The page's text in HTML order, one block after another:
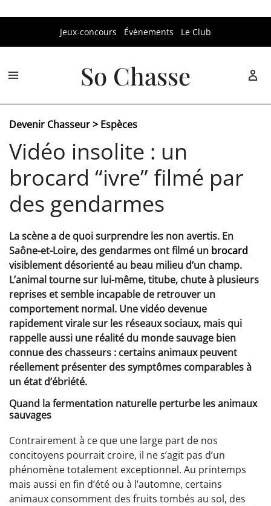
Jeux-concours Évènements Le Club
So Chasse
Devenir Chasseur> Espèces
Vidéo insolite : un
brocard “ivre” filmé par
des gendarmes
La scène a de quoi surprendre les non avertis. En
Saône-et-Loire, des gendarmes ont filmé un brocard
visiblement désorienté au beau milieu d’un champ.
L’animal tourne sur lui-même, titube, chute à plusieurs
reprises et semble incapable de retrouver un
comportement normal. Une vidéo devenue
rapidement virale sur les réseaux sociaux, mais qui
rappelle aussi une réalité du monde sauvage bien
connue des chasseurs : certains animaux peuvent
réellement présenter des symptômes comparables à
un état d’ébriété.
Quand la fermentation naturelle perturbe les animaux
sauvages
Contrairement à ce que une large part de nos
concitoyens pourrait croire, il ne s’agit pas d’un
phénomène totalement exceptionnel. Au printemps
mais aussi en fin d’été ou à l’automne, certains
animaux consomment des fruits tombés au sol, des